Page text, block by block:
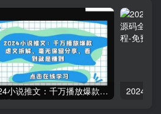
2024小说推文：千万播放爆款虐文拆解，毫无保留分享，看到就是赚到